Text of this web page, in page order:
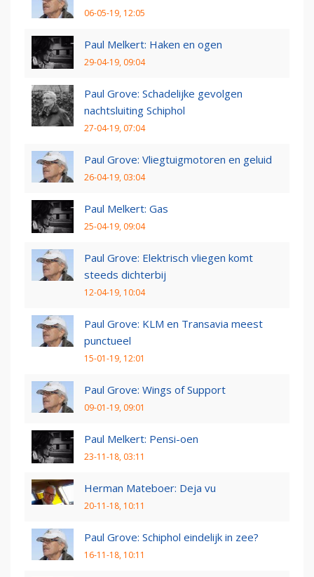
06-05-19, 12:05
Paul Melkert: Haken en ogen
29-04-19, 09:04
Paul Grove: Schadelijke gevolgen
nachtsluiting Schiphol
27-04-19, 07:04
Paul Grove: Vliegtuigmotoren en geluid
26-04-19, 03:04
Paul Melkert: Gas
25-04-19, 09:04
Paul Grove: Elektrisch vliegen komt
steeds dichterbij
12-04-19, 10:04
Paul Grove: KLM en Transavia meest
punctueel
15-01-19, 12:01
Paul Grove: Wings of Support
09-01-19, 09:01
Paul Melkert: Pensi-oen
23-11-18, 03:11
Herman Mateboer: Deja vu
20-11-18, 10:11
Paul Grove: Schiphol eindelijk in zee?
16-11-18, 10:11